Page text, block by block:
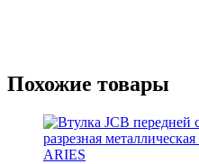
Похожие товары